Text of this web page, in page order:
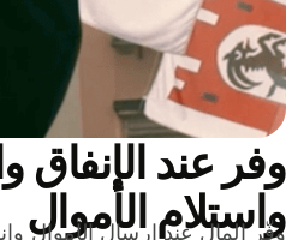
عند الإنفاق
الأموال